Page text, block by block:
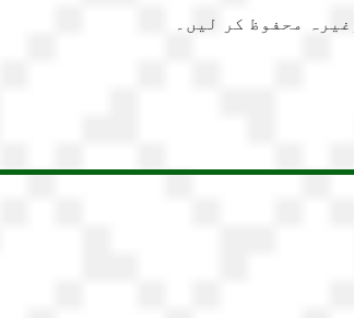
محفوظ کر لیں۔